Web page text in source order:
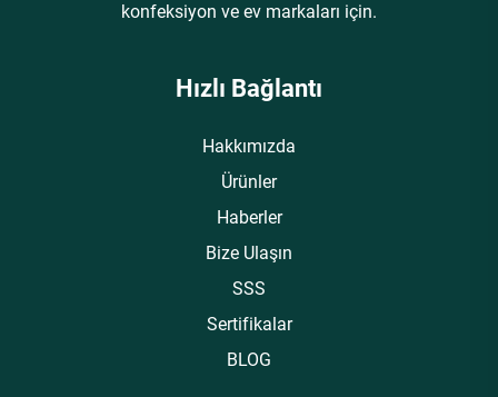
konfeksiyon ve ev markaları için.
Hızlı Bağlantı
Hakkımızda
Ürünler
Haberler
Bize Ulaşın
SSS
Sertifikalar
BLOG